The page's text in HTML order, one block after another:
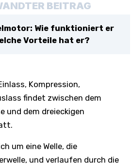
BEITRAG
Wie funktioniert er
Vorteile hat er?
Kompression,
findet zwischen dem
und dem dreieckigen
um eine Welle, die
und verlaufen durch die